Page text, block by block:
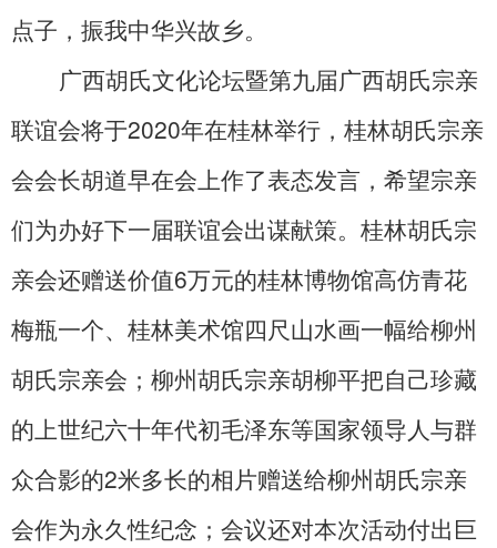
点子，振我中华兴故乡。
广西胡氏文化论坛暨第九届广西胡氏宗亲
联谊会将于2020年在桂林举行，桂林胡氏宗亲
会会长胡道早在会上作了表态发言，希望宗亲
们为办好下一届联谊会出谋献策。桂林胡氏宗
亲会还赠送价值6万元的桂林博物馆高仿青花
梅瓶一个、桂林美术馆四尺山水画一幅给柳州
胡氏宗亲会；柳州胡氏宗亲胡柳平把自己珍藏
的上世纪六十年代初毛泽东等国家领导人与群
众合影的2米多长的相片赠送给柳州胡氏宗亲
会作为永久性纪念；会议还对本次活动付出巨